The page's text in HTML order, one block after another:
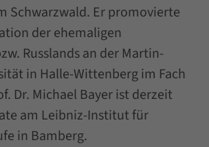
Schwarzwald. Er promovierte
der ehemaligen
Russlands an der Martin-
in Halle-Wittenberg im Fach
Dr. Michael Bayer ist derzeit
am Leibniz-Institut für
in Bamberg.